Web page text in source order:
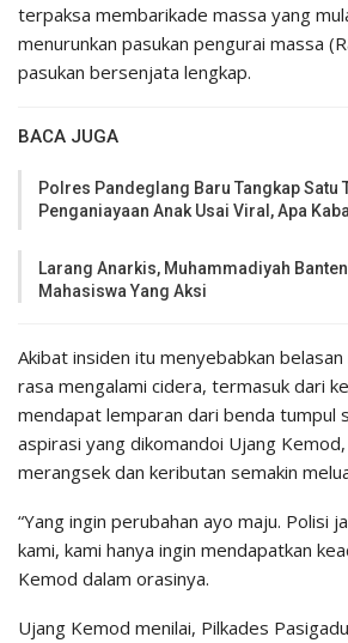
terpaksa membarikade massa yang
menurunkan pasukan pengurai massa
pasukan bersenjata lengkap.
BACA JUGA
Polres Pandeglang Baru Tangkap Satu
Penganiayaan Anak Usai Viral, Apa
Larang Anarkis, Muhammadiyah
Mahasiswa Yang Aksi
Akibat insiden itu menyebabkan
rasa mengalami cidera, termasuk dari
mendapat lemparan dari benda tumpul
aspirasi yang dikomandoi Ujang
merangsek dan keributan semakin
“Yang ingin perubahan ayo maju. Polisi
kami, kami hanya ingin mendapatkan
Kemod dalam orasinya.
Ujang Kemod menilai, Pilkades